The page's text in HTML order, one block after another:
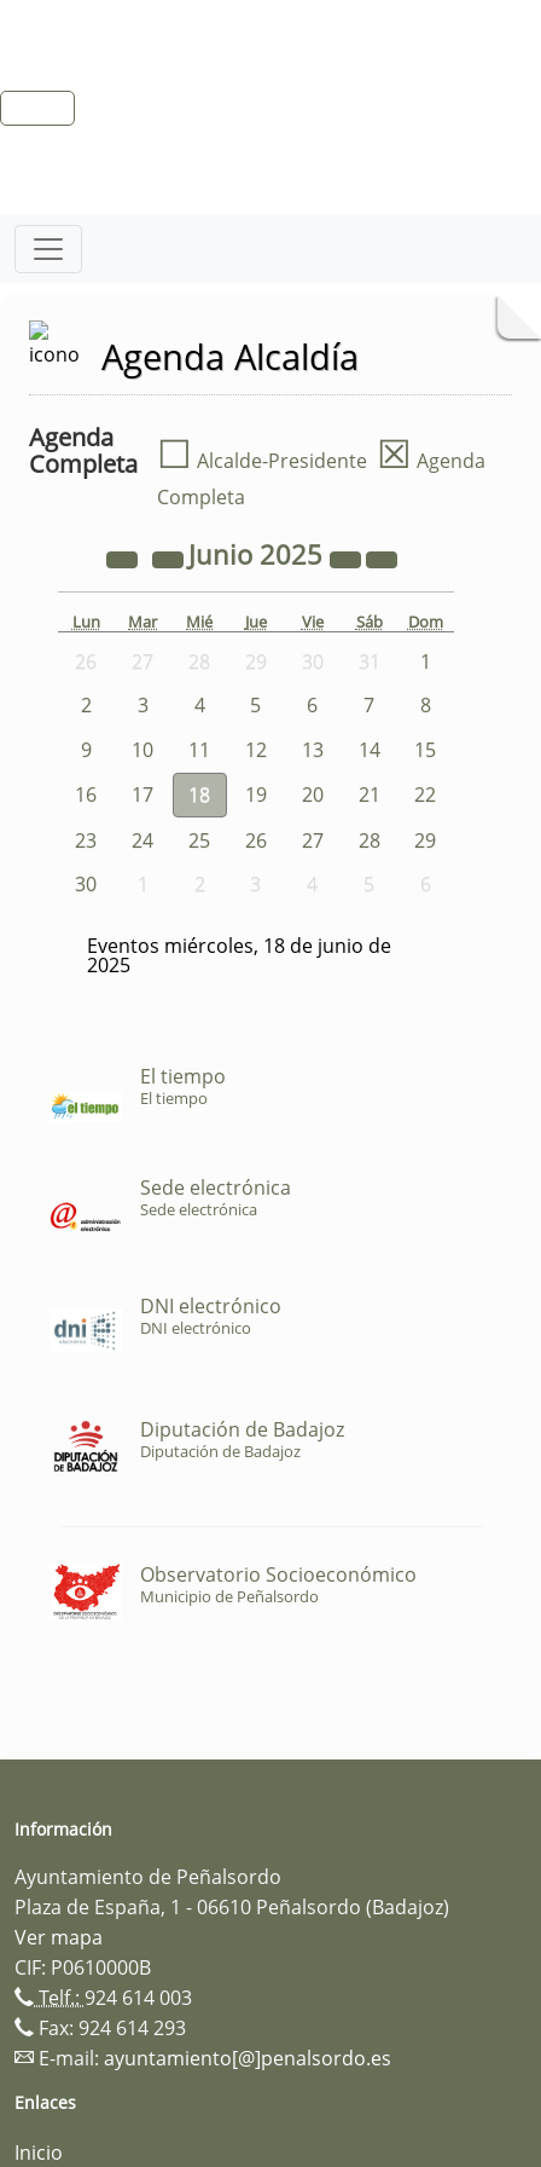
Agenda Alcaldía
Agenda
Completa
☐ Alcalde-Presidente ☒ Agenda
Completa
Junio 2025
Lun Mar Mié Jue Vie Sáb Dom
26 27 28 29 30 31
1
2
3 4 5 6 7
8
9
10 11 12 13 14
15
16
17 18 19 20 21
22
23
24 25 26 27 28
29
30
1 2 3 4 5 6
Eventos miércoles, 18 de junio de
2025
El tiempo
El tiempo
Sede electrónica
Sede electrónica
DNI electrónico
DNI electrónico
Diputación de Badajoz
Diputación de Badajoz
Observatorio Socioeconómico
Municipio de Peñalsordo
Información
Ayuntamiento de Peñalsordo
Plaza de España, 1 - 06610 Peñalsordo (Badajoz)
Ver mapa
CIF: P0610000B
Telf.: 924 614 003
Fax: 924 614 293
E-mail: ayuntamiento[@]penalsordo.es
Enlaces
Inicio